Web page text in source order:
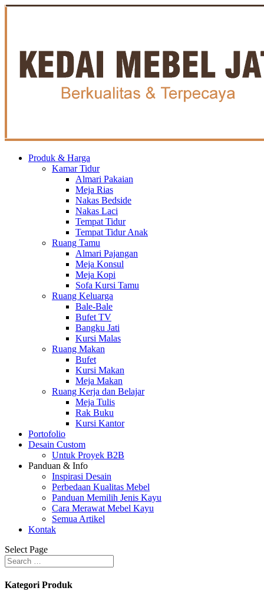
Produk & Harga
Kamar Tidur
Almari Pakaian
Meja Rias
Nakas Bedside
Nakas Laci
Tempat Tidur
Tempat Tidur Anak
Ruang Tamu
Almari Pajangan
Meja Konsul
Meja Kopi
Sofa Kursi Tamu
Ruang Keluarga
Bale-Bale
Bufet TV
Bangku Jati
Kursi Malas
Ruang Makan
Bufet
Kursi Makan
Meja Makan
Ruang Kerja dan Belajar
Meja Tulis
Rak Buku
Kursi Kantor
Portofolio
Desain Custom
Untuk Proyek B2B
Panduan & Info
Inspirasi Desain
Perbedaan Kualitas Mebel
Panduan Memilih Jenis Kayu
Cara Merawat Mebel Kayu
Semua Artikel
Kontak
Select Page
Kategori Produk